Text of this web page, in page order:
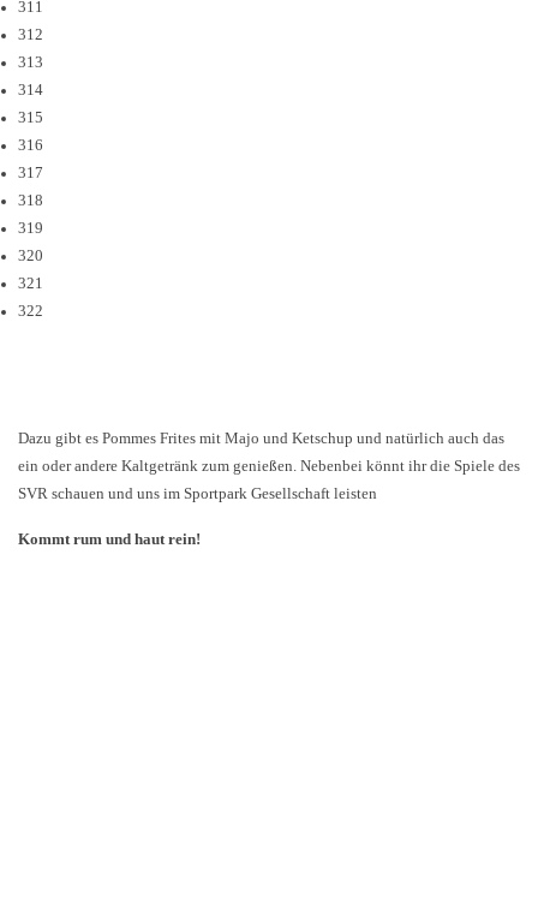
311
312
313
314
315
316
317
318
319
320
321
322
Dazu gibt es Pommes Frites mit Majo und Ketschup und natürlich auch das
ein oder andere Kaltgetränk zum genießen. Nebenbei könnt ihr die Spiele des
SVR schauen und uns im Sportpark Gesellschaft leisten
Kommt rum und haut rein!